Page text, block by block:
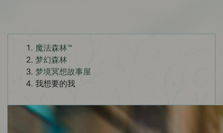
魔法森林™
梦幻森林
梦境冥想故事屋
我想要的我